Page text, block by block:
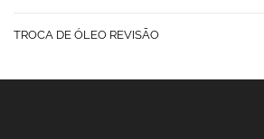
TROCA DE ÓLEO REVISÃO